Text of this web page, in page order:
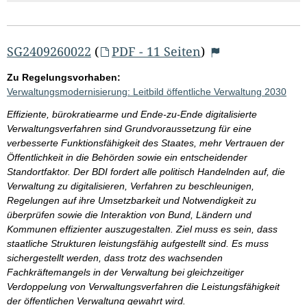
SG2409260022 ( PDF - 11 Seiten)
Zu Regelungsvorhaben:
Verwaltungsmodernisierung: Leitbild öffentliche Verwaltung 2030
Effiziente, bürokratiearme und Ende-zu-Ende digitalisierte
Verwaltungsverfahren sind Grundvoraussetzung für eine
verbesserte Funktionsfähigkeit des Staates, mehr Vertrauen der
Öffentlichkeit in die Behörden sowie ein entscheidender
Standortfaktor. Der BDI fordert alle politisch Handelnden auf, die
Verwaltung zu digitalisieren, Verfahren zu beschleunigen,
Regelungen auf ihre Umsetzbarkeit und Notwendigkeit zu
überprüfen sowie die Interaktion von Bund, Ländern und
Kommunen effizienter auszugestalten. Ziel muss es sein, dass
staatliche Strukturen leistungsfähig aufgestellt sind. Es muss
sichergestellt werden, dass trotz des wachsenden
Fachkräftemangels in der Verwaltung bei gleichzeitiger
Verdoppelung von Verwaltungsverfahren die Leistungsfähigkeit
der öffentlichen Verwaltung gewahrt wird.